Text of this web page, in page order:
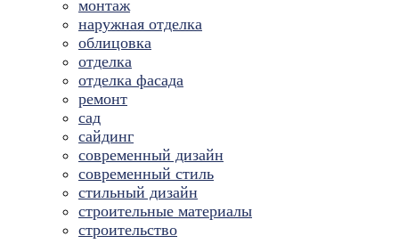
монтаж
наружная отделка
облицовка
отделка
отделка фасада
ремонт
сад
сайдинг
современный дизайн
современный стиль
стильный дизайн
строительные материалы
строительство